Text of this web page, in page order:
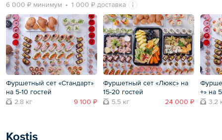
6 000 ₽ минимум 1 000 ₽ доставка
Фуршетный сет «Стандарт»
на 5-10 гостей
2.8 кг
9 100 ₽
Фуршетный сет «Люкс» на
15-20 гостей
5.5 кг
24 000 ₽
+» на
3.2
Kostis